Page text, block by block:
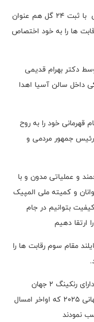
در پایان این رقابت ها امیرمهدی میرزاخانی با ثبت ۲۴ گل هم عنوان
ها را به خود اختصاص
دکتر بهرام قدیمی
داخل سالن آسیا اهدا
قهرمانی خود را به روح
جمهور مردمی و
و عملیاتی مدون و با
و کمیته ملی المپیک
بتوانیم در جام
ارتقا دهیم
مقام سوم رقابت ها را
خاطر نشان میگردد تیم ملی کشورمان که دارای رنکینگ ۲ جهان
میباشد بهمراه مالزی جواز حضور در جام جهانی ۲۰۲۵ که اواخر امسال
نمودند